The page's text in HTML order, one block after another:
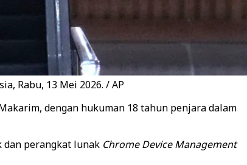
Rabu, 13 Mei 2026. / AP
dengan hukuman 18 tahun penjara dalam
dan perangkat lunak Chrome Device Management